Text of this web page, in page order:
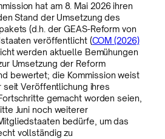
hat am 8. Mai 2026 ihren
Stand der Umsetzung des
(d.h. der GEAS-Reform von
veröffentlicht (COM (2026)
werden aktuelle Bemühungen
Umsetzung der Reform
bewertet; die Kommission weist
seit Veröffentlichung ihres
gemacht worden seien,
Juni noch weiterer
bedürfe, um das
vollständig zu